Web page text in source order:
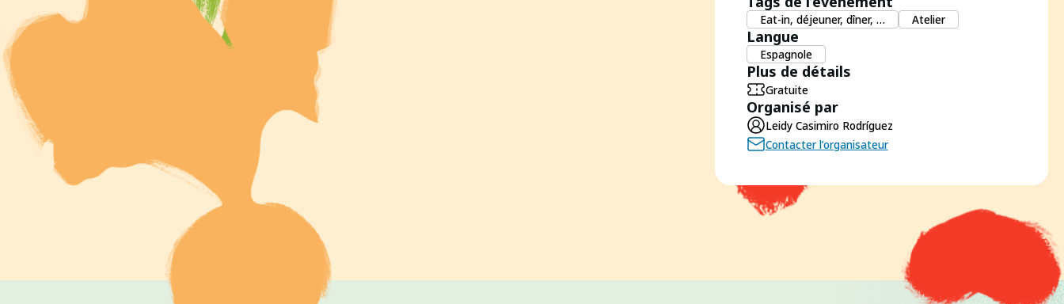
Eat-in, déjeuner, dîner, … Atelier
Langue
Espagnole
Plus de détails
Gratuite
Organisé par
Leidy Casimiro Rodríguez
Contacter l’organisateur